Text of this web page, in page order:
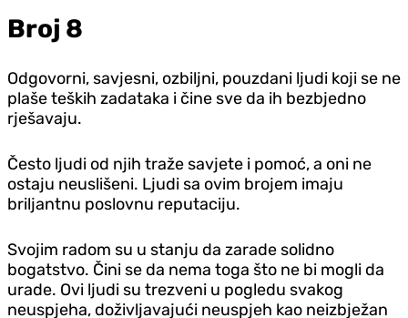
Broj 8
Odgovorni, savjesni, ozbiljni, pouzdani ljudi koji se ne
plaše teških zadataka i čine sve da ih bezbjedno
rješavaju.
Često ljudi od njih traže savjete i pomoć, a oni ne
ostaju neuslišeni. Ljudi sa ovim brojem imaju
briljantnu poslovnu reputaciju.
Svojim radom su u stanju da zarade solidno
bogatstvo. Čini se da nema toga što ne bi mogli da
urade. Ovi ljudi su trezveni u pogledu svakog
neuspjeha, doživljavajući neuspjeh kao neizbježan